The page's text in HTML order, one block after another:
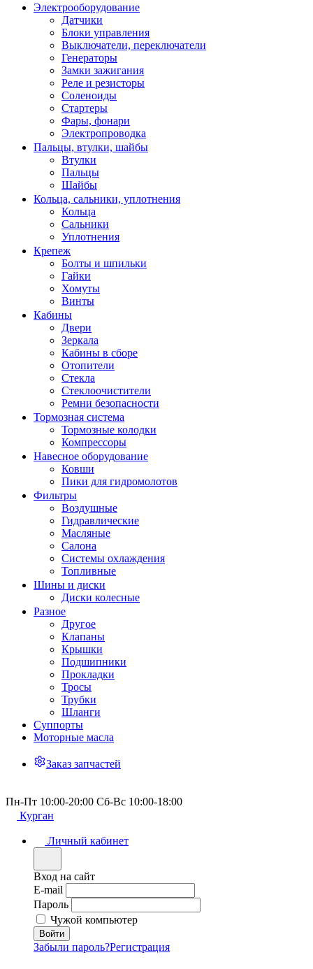
Электрооборудование
Датчики
Блоки управления
Выключатели, переключатели
Генераторы
Замки зажигания
Реле и резисторы
Соленоиды
Стартеры
Фары, фонари
Электропроводка
Пальцы, втулки, шайбы
Втулки
Пальцы
Шайбы
Кольца, сальники, уплотнения
Кольца
Сальники
Уплотнения
Крепеж
Болты и шпильки
Гайки
Хомуты
Винты
Кабины
Двери
Зеркала
Кабины в сборе
Отопители
Стекла
Стеклоочистители
Ремни безопасности
Тормозная система
Тормозные колодки
Компрессоры
Навесное оборудование
Ковши
Пики для гидромолотов
Фильтры
Воздушные
Гидравлические
Масляные
Салона
Системы охлаждения
Топливные
Шины и диски
Диски колесные
Разное
Другое
Клапаны
Крышки
Подшипники
Прокладки
Тросы
Трубки
Шланги
Суппорты
Моторные масла
Заказ запчастей
Пн-Пт 10:00-20:00 Сб-Вс 10:00-18:00
Курган
Личный кабинет
Вход на сайт
E-mail
Пароль
Чужой компьютер
Забыли пароль?Регистрация